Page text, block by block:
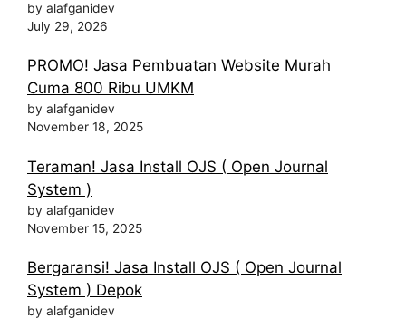
by alafganidev
July 29, 2026
PROMO! Jasa Pembuatan Website Murah
Cuma 800 Ribu UMKM
by alafganidev
November 18, 2025
Teraman! Jasa Install OJS ( Open Journal
System )
by alafganidev
November 15, 2025
Bergaransi! Jasa Install OJS ( Open Journal
System ) Depok
by alafganidev